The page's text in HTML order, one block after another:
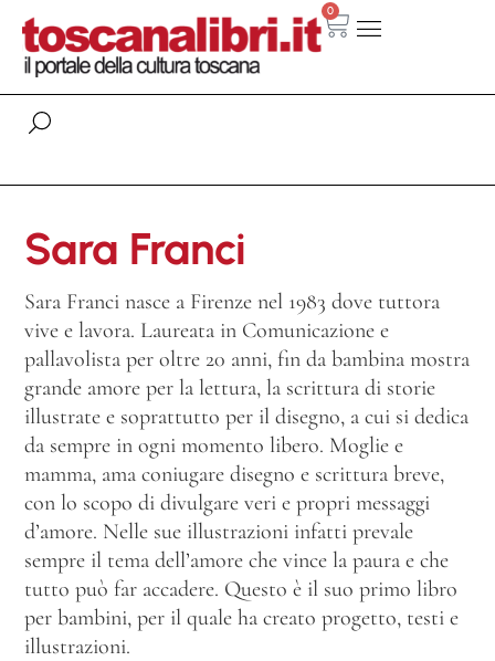
0
Sara Franci
Sara Franci nasce a Firenze nel 1983 dove tuttora
vive e lavora. Laureata in Comunicazione e
pallavolista per oltre 20 anni, fin da bambina mostra
grande amore per la lettura, la scrittura di storie
illustrate e soprattutto per il disegno, a cui si dedica
da sempre in ogni momento libero. Moglie e
mamma, ama coniugare disegno e scrittura breve,
con lo scopo di divulgare veri e propri messaggi
d’amore. Nelle sue illustrazioni infatti prevale
sempre il tema dell’amore che vince la paura e che
tutto può far accadere. Questo è il suo primo libro
per bambini, per il quale ha creato progetto, testi e
illustrazioni.